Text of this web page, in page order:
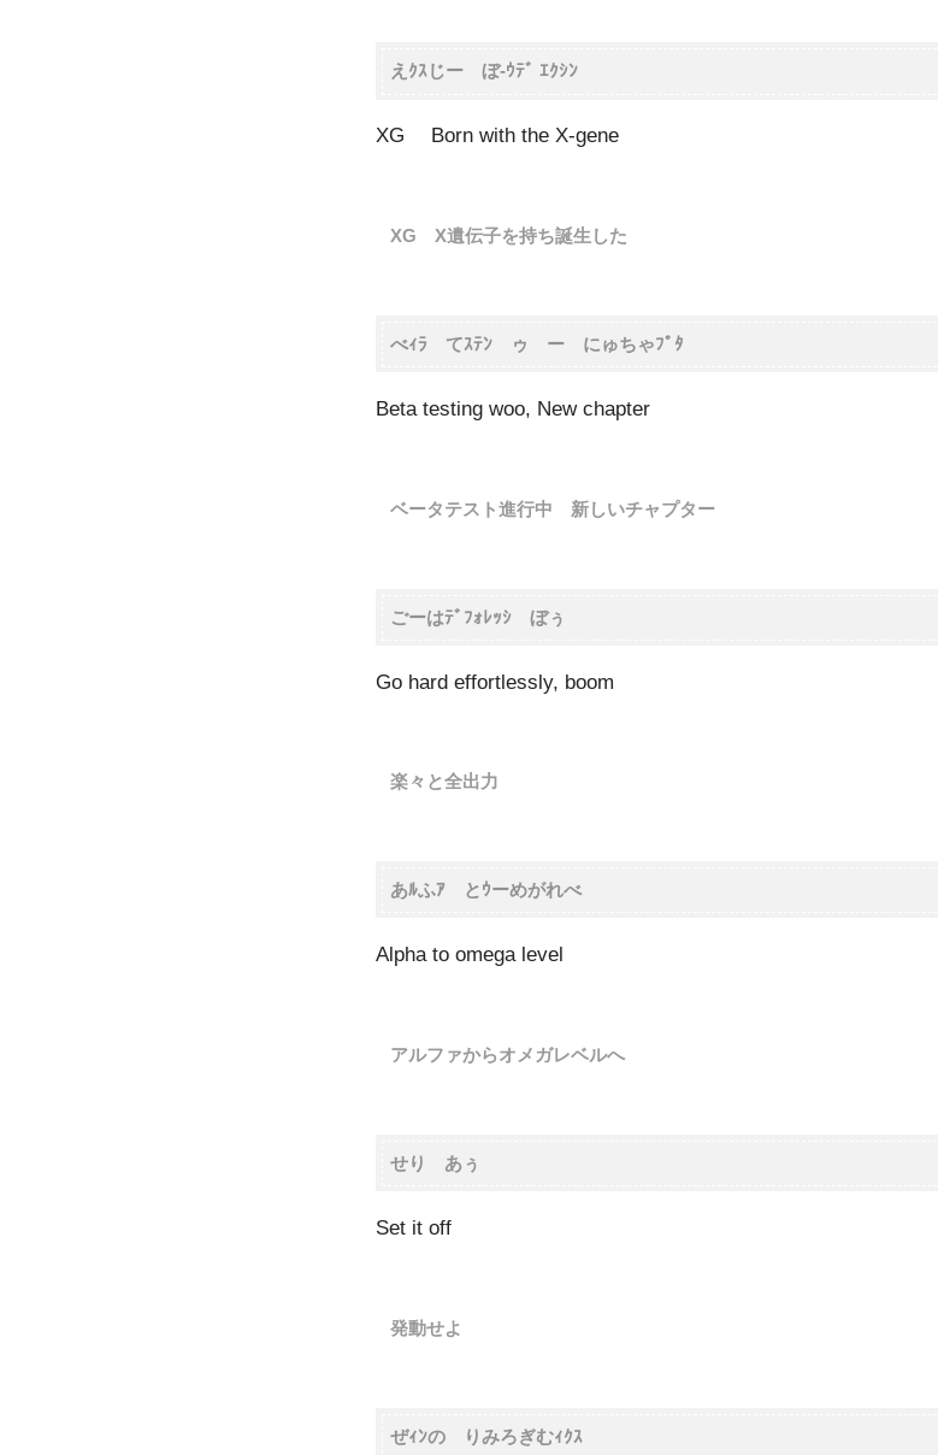
えｸｽじー ぼ-ｳﾃﾞ ｴｸｼﾝ
XG Born with the X-gene
XG X遺伝子を持ち誕生した
べｨﾗ てｽﾃﾝ ゥ゙ー にゅちゃﾌﾟﾀ
Beta testing woo, New chapter
ベータテスト進行中 新しいチャプター
ごーはﾃﾞﾌｫﾚｯｼ ぼぅ
Go hard effortlessly, boom
楽々と全出力
あﾙふｱ とｳーめがれべ
Alpha to omega level
アルファからオメガレベルへ
せり あぅ
Set it off
発動せよ
ぜｨﾝの りみろぎむｨｸｽ